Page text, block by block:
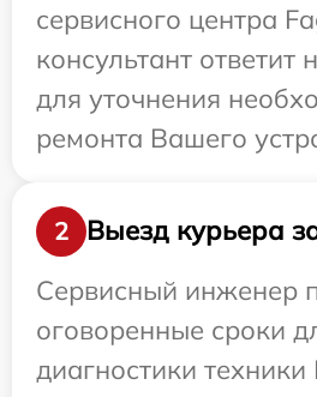
сервисного центра
консультант
для уточнения
ремонта Вашего
2
Выезд курьера
Сервисный инженер
оговоренные сроки
диагностики